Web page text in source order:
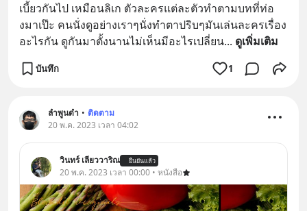
เบี้ยวกันไป เหมือนลิเก ตัวละครแต่ละตัวทำตามบทที่ท่อ
งมาเป๊ะ คนนั่งดูอย่างเราๆนั่งทำตาปริบๆมันเล่นละครเรื่อง
อะไรกัน ดูกันมาตั้งนานไม่เห็นมีอะไรเปลี่ยน... ดูเพิ่มเติม
บันทึก 1
ลำพูนดำ • ติดตาม
20 พ.ค. 2023 เวลา 04:02
วินทร์ เลียววาริณ ยืนยันแล้ว
20 พ.ค. 2023 เวลา 00:00 • หนังสือ